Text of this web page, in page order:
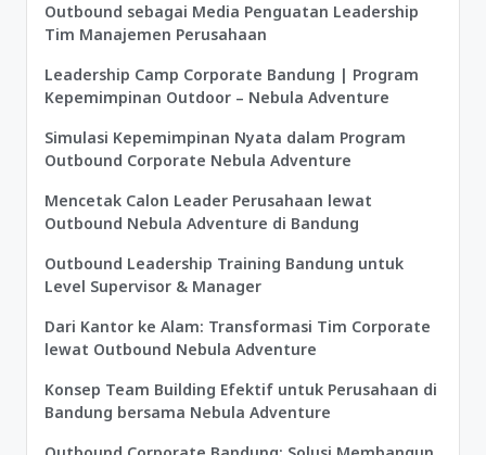
Outbound sebagai Media Penguatan Leadership
Tim Manajemen Perusahaan
Leadership Camp Corporate Bandung | Program
Kepemimpinan Outdoor – Nebula Adventure
Simulasi Kepemimpinan Nyata dalam Program
Outbound Corporate Nebula Adventure
Mencetak Calon Leader Perusahaan lewat
Outbound Nebula Adventure di Bandung
Outbound Leadership Training Bandung untuk
Level Supervisor & Manager
Dari Kantor ke Alam: Transformasi Tim Corporate
lewat Outbound Nebula Adventure
Konsep Team Building Efektif untuk Perusahaan di
Bandung bersama Nebula Adventure